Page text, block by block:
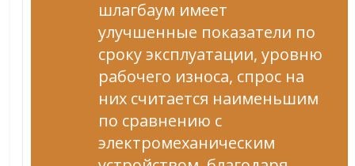
шлагбаум имеет
улучшенные показатели по
сроку эксплуатации, уровню
рабочего износа, спрос на
них считается наименьшим
по сравнению с
электромеханическим